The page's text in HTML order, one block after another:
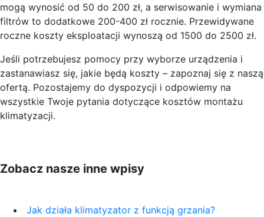
mogą wynosić od 50 do 200 zł, a serwisowanie i wymiana
filtrów to dodatkowe 200-400 zł rocznie. Przewidywane
roczne koszty eksploatacji wynoszą od 1500 do 2500 zł.
Jeśli potrzebujesz pomocy przy wyborze urządzenia i
zastanawiasz się, jakie będą koszty – zapoznaj się z naszą
ofertą. Pozostajemy do dyspozycji i odpowiemy na
wszystkie Twoje pytania dotyczące kosztów montażu
klimatyzacji.
Zobacz nasze inne wpisy
Jak działa klimatyzator z funkcją grzania?